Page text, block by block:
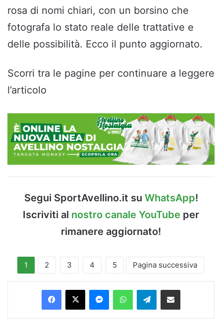
rosa di nomi chiari, con un borsino che
fotografa lo stato reale delle trattative e
delle possibilità. Ecco il punto aggiornato.
Scorri tra le pagine per continuare a leggere
l’articolo
Segui SportAvellino.it su WhatsApp!
Iscriviti al nostro canale YouTube per
rimanere aggiornato!
1 2 3 4 5 Pagina successiva
Facebook
X MessengerWhatsAppTelegramCondividi via Email